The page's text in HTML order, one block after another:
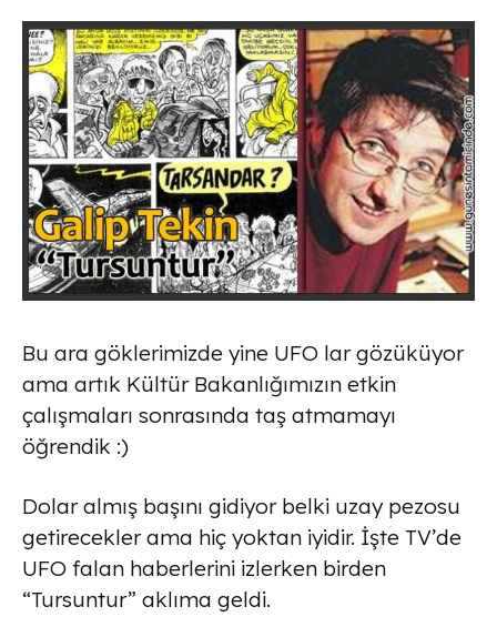
Bu ara göklerimizde yine UFO lar gözüküyor
ama artık Kültür Bakanlığımızın etkin
çalışmaları sonrasında taş atmamayı
öğrendik :)
Dolar almış başını gidiyor belki uzay pezosu
getirecekler ama hiç yoktan iyidir. İşte TV’de
UFO falan haberlerini izlerken birden
“Tursuntur” aklıma geldi.